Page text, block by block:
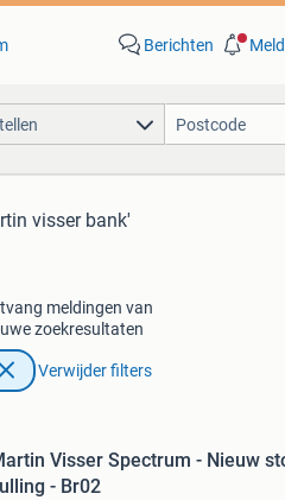
Berichten
visser bank'
meldingen van
zoekresultaten
Verwijder filters
Visser Spectrum - Nieuw
- Br02